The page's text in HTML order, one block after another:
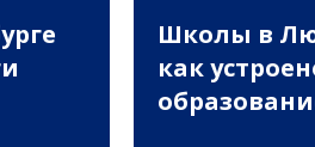
Школы в
как